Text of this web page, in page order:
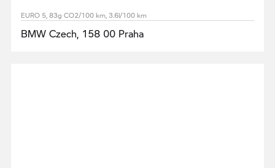
EURO 5, 83g CO2/100 km, 3.6l/100 km
BMW Czech, 158 00 Praha